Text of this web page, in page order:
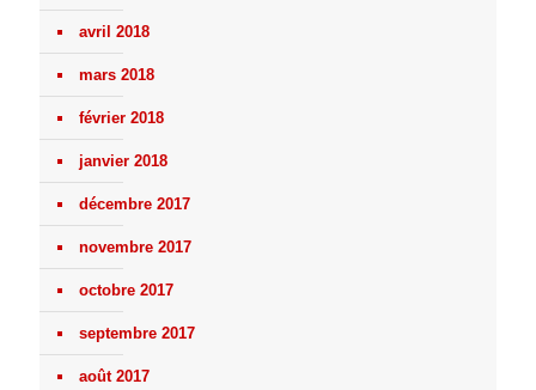
avril 2018
mars 2018
février 2018
janvier 2018
décembre 2017
novembre 2017
octobre 2017
septembre 2017
août 2017